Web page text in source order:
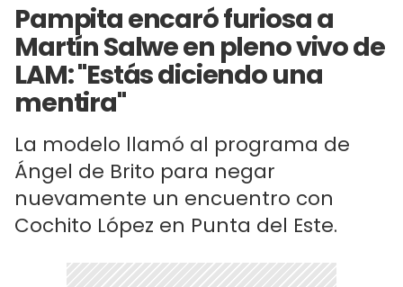
Pampita encaró furiosa a
Martín Salwe en pleno vivo de
LAM: "Estás diciendo una
mentira"
La modelo llamó al programa de
Ángel de Brito para negar
nuevamente un encuentro con
Cochito López en Punta del Este.